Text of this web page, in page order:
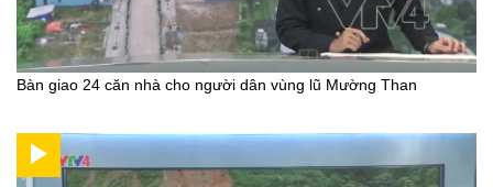
Bàn giao 24 căn nhà cho người dân vùng lũ Mường Than